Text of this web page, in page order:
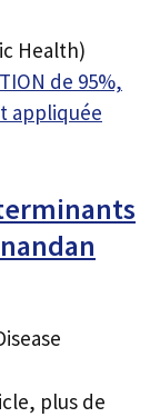
Health)
de 95%,
appliquée
plus de